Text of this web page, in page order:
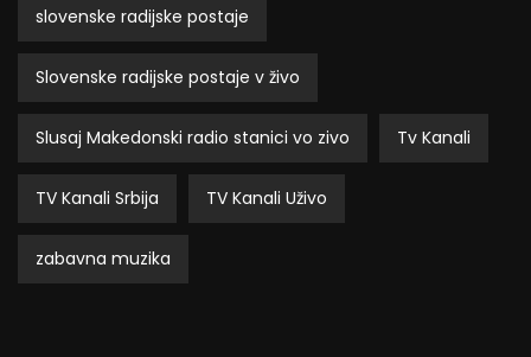
slovenske radijske postaje
Slovenske radijske postaje v živo
Slusaj Makedonski radio stanici vo zivo Tv Kanali
TV Kanali Srbija TV Kanali Uživo
zabavna muzika